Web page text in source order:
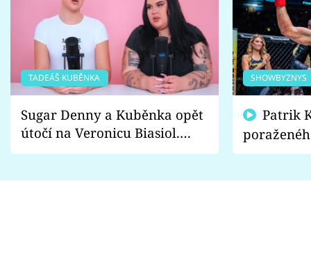
TADEÁŠ KUBĚNKA
Sugar Denny a Kuběnka opět
útočí na Veronicu Biasiol.
Proč je podle nich falešná a
SHOWBYZNYS
fanoušci